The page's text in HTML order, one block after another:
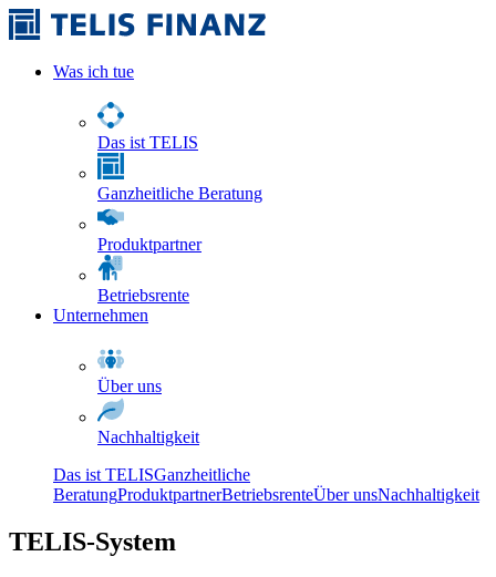
Was ich tue
Das ist TELIS
Ganzheitliche Beratung
Produktpartner
Betriebsrente
Unternehmen
Über uns
Nachhaltigkeit
Das ist TELISGanzheitliche
BeratungProduktpartnerBetriebsrenteÜber unsNachhaltigkeit
TELIS-System